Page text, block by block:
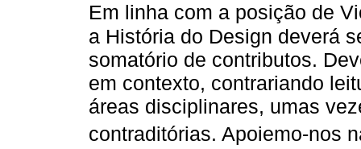
Em linha com a posição de
a História do Design deverá
somatório de contributos.
em contexto, contrariando
áreas disciplinares, umas
contraditórias. Apoiemo-nos